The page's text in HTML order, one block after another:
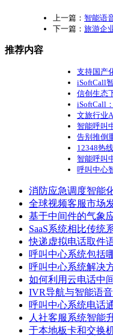
上一篇： 智能语
下一篇： 旅游企
推荐内容
支持国产
iSoftCall
信创生态
iSoftCall
文旅行业
智能呼叫
告别推倒
12348热
智能呼叫
呼叫中心
消防应急调度智能
全球视频客服市场
基于中间件的气象
SaaS系统相比传统
快递虚拟电话取件
呼叫中心系统包括
呼叫中心系统解决
如何利用云电话中
IVR导航与智能语
呼叫中心系统电话
人社客服系统智能
于本地板卡和交换